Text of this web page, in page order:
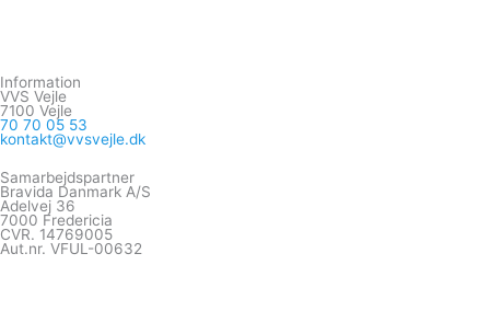
Information
VVS Vejle
7100 Vejle
70 70 05 53
kontakt@vvsvejle.dk
Samarbejdspartner
Bravida Danmark A/S
Adelvej 36
7000 Fredericia
CVR. 14769005
Aut.nr. VFUL-00632